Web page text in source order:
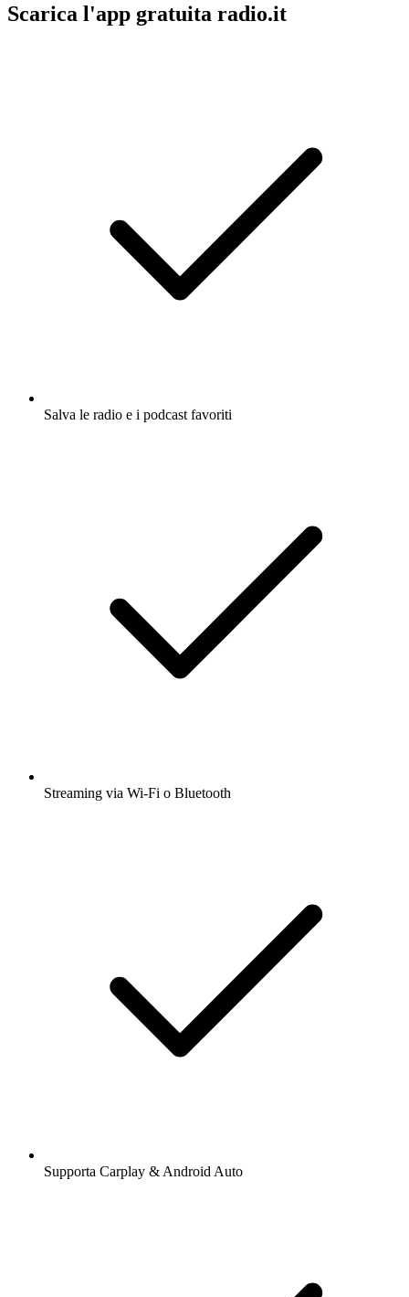
Scarica l'app gratuita radio.it
Salva le radio e i podcast favoriti
Streaming via Wi-Fi o Bluetooth
Supporta Carplay & Android Auto